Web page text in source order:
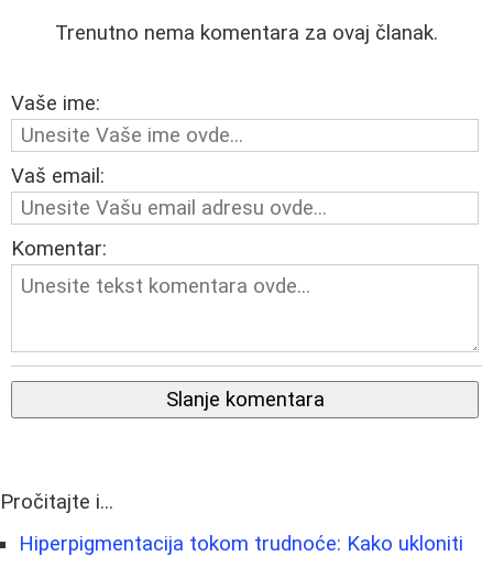
Trenutno nema komentara za ovaj članak.
Vaše ime:
Vaš email:
Komentar:
Slanje komentara
Pročitajte i...
Hiperpigmentacija tokom trudnoće: Kako ukloniti